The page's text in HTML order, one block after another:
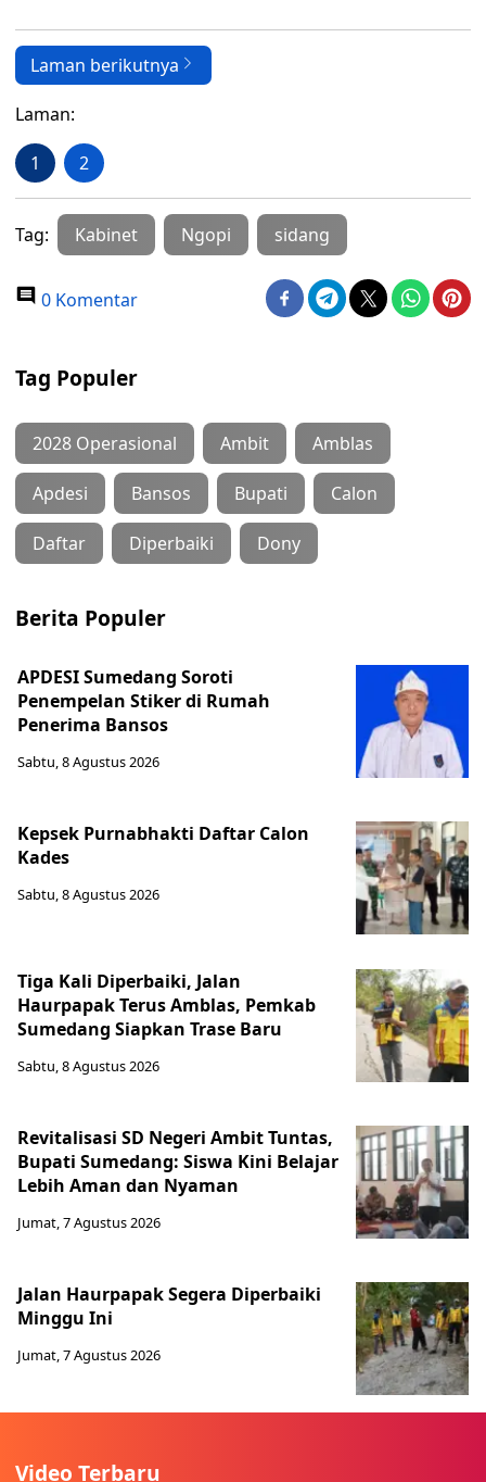
Laman berikutnya
Laman:
1 2
Tag: Kabinet Ngopi sidang
0 Komentar
Tag Populer
2028 Operasional Ambit Amblas
Apdesi Bansos Bupati Calon
Daftar Diperbaiki Dony
Berita Populer
APDESI Sumedang Soroti
Penempelan Stiker di Rumah
Penerima Bansos
Sabtu, 8 Agustus 2026
Kepsek Purnabhakti Daftar Calon
Kades
Sabtu, 8 Agustus 2026
Tiga Kali Diperbaiki, Jalan
Haurpapak Terus Amblas, Pemkab
Sumedang Siapkan Trase Baru
Sabtu, 8 Agustus 2026
Revitalisasi SD Negeri Ambit Tuntas,
Bupati Sumedang: Siswa Kini Belajar
Lebih Aman dan Nyaman
Jumat, 7 Agustus 2026
Jalan Haurpapak Segera Diperbaiki
Minggu Ini
Jumat, 7 Agustus 2026
Video Terbaru